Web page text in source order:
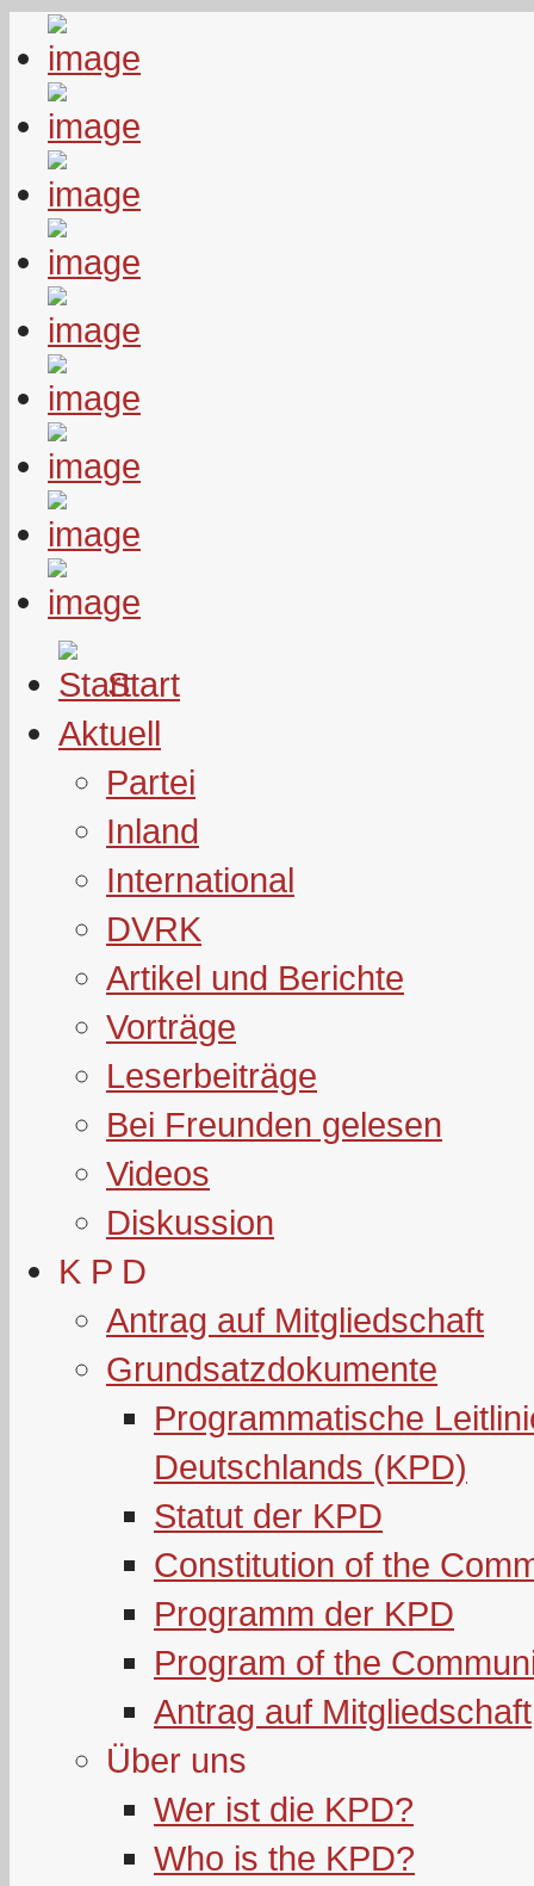
Start
Aktuell
Partei
Inland
International
DVRK
Artikel und Berichte
Vorträge
Leserbeiträge
Bei Freunden gelesen
Videos
Diskussion
K P D
Antrag auf Mitgliedschaft
Grundsatzdokumente
Programmatische
Deutschlands (KPD)
Statut der KPD
Constitution of the
Programm der KPD
Program of the
Antrag auf Mitgliedschaft
Über uns
Wer ist die KPD?
Who is the KPD?